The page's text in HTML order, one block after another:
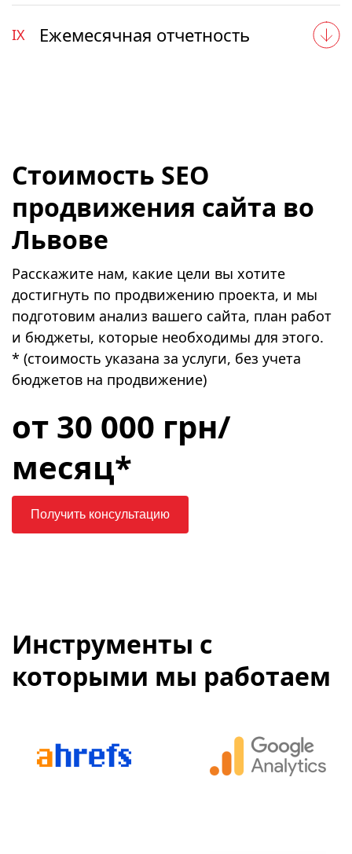
IX Ежемесячная отчетность
Стоимость SEO
продвижения сайта во
Львове
Расскажите нам, какие цели вы хотите
достигнуть по продвижению проекта, и мы
подготовим анализ вашего сайта, план работ
и бюджеты, которые необходимы для этого.
* (стоимость указана за услуги, без учета
бюджетов на продвижение)
от 30 000 грн/
месяц*
Получить консультацию
Инструменты с
которыми мы работаем